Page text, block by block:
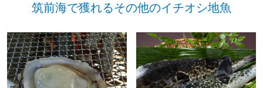
筑前海で獲れるその他のイチオシ地魚